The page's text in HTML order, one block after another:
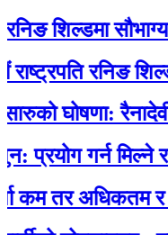
सौभाग्य मावि
रनिङ शिल्ड
घोषणा: रैनादेवी
गर्न मिल्ने
तर अधिकतम र